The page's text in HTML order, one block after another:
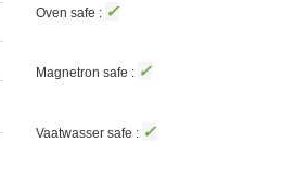
Oven safe : ✓
Magnetron safe : ✓
Vaatwasser safe : ✓